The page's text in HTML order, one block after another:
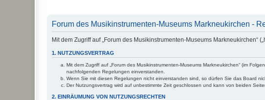
Forum des Musikinstrumenten-Museums Markneukirchen -
Mit dem Zugriff auf „Forum des Musikinstrumenten-Museums
1. NUTZUNGSVERTRAG
Mit dem Zugriff auf „Forum des Musikinstrumenten-Museums Markneukirchen“ (im
nachfolgenden Regelungen einverstanden.
Wenn Sie mit diesen Regelungen nicht einverstanden sind, so dürfen Sie das Board
Der Nutzungsvertrag wird auf unbestimmte Zeit geschlossen und kann von beiden
2. EINRÄUMUNG VON NUTZUNGSRECHTEN